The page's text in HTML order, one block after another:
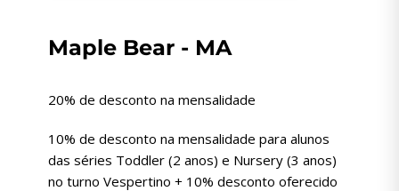
Maple Bear - MA
20% de desconto na mensalidade
10% de desconto na mensalidade para alunos
das séries Toddler (2 anos) e Nursery (3 anos)
no turno Vespertino + 10% desconto oferecido